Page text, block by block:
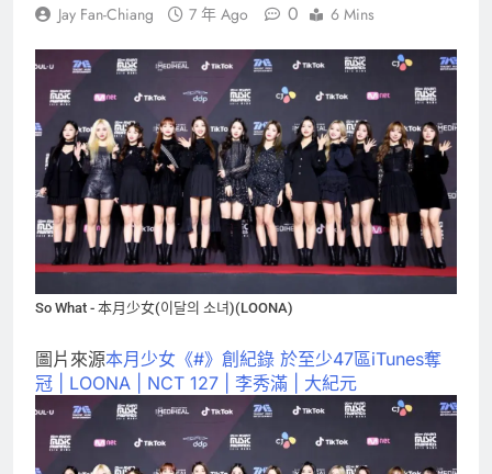
Jay Fan-Chiang 7 年 Ago 0 6 Mins
So What - 本月少女(이달의 소녀)(LOONA)
圖片來源本月少女《#》創紀錄 於至少47區iTunes奪
冠 | LOONA | NCT 127 | 李秀滿 | 大紀元